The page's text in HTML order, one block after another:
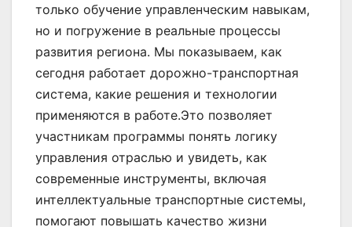
только обучение управленческим навыкам,
но и погружение в реальные процессы
развития региона. Мы показываем, как
сегодня работает дорожно-транспортная
система, какие решения и технологии
применяются в работе.Это позволяет
участникам программы понять логику
управления отраслью и увидеть, как
современные инструменты, включая
интеллектуальные транспортные системы,
помогают повышать качество жизни